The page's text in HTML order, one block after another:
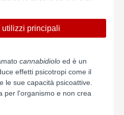
utilizzi principali
cannabidiolo ed è un
effetti psicotropi come il
le sue capacità psicoattive.
per l'organismo e non crea